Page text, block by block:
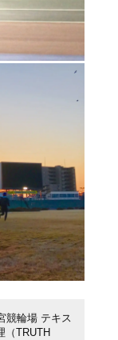
競輪場 テキス
（TRUTH